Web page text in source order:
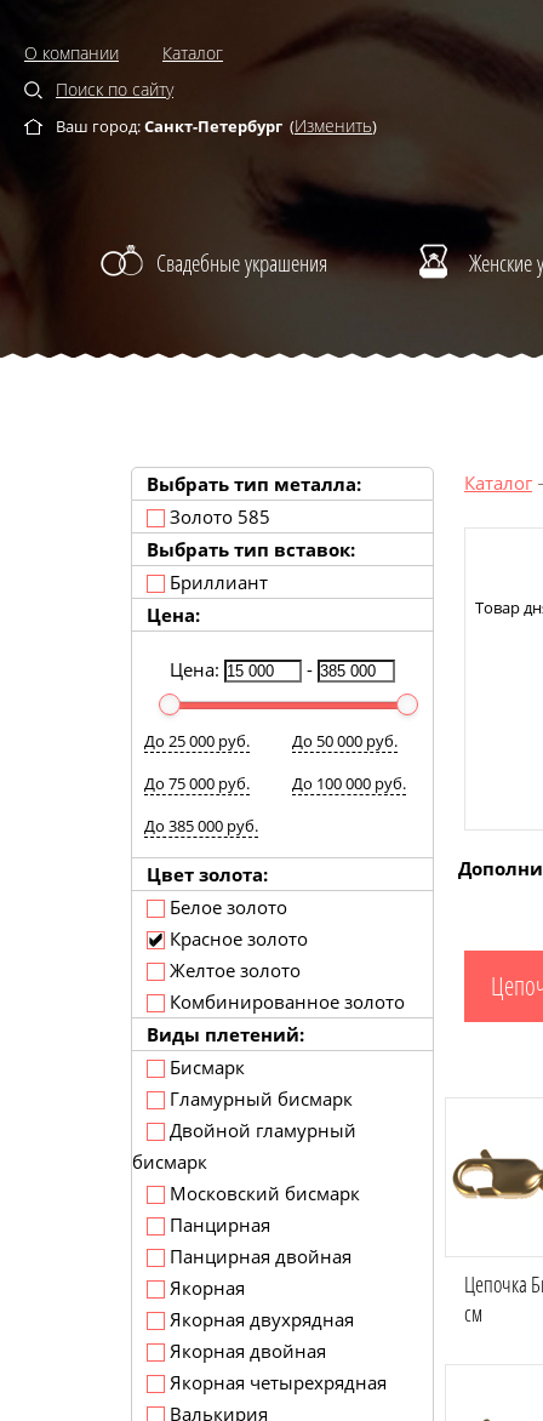
О компании
Каталог
Поиск по сайту
Ваш город:Санкт-Петербург (Изменить)
Свадебные украшения Женские
Выбрать тип металла:
Золото 585
Выбрать тип вставок:
Бриллиант
Цена:
Цена: -
До 25 000 руб.
До 50 000 руб.
До 75 000 руб.
До 100 000 руб.
До 385 000 руб.
Цвет золота:
Белое золото
Красное золото
Желтое золото
Комбинированное золото
Виды плетений:
Бисмарк
Гламурный бисмарк
Двойной гламурный
бисмарк
Московский бисмарк
Панцирная
Панцирная двойная
Якорная
Якорная двухрядная
Якорная двойная
Якорная четырехрядная
Валькирия
Каталог
Товар
Цепочка
см